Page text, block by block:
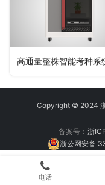
Copyright © 2024
备案号： 浙
浙公网安备
电话